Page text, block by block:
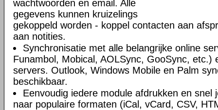
wachtwoorden en email. Alle
gegevens kunnen kruizelings
gekoppeld worden - koppel contacten aan
aan notities.
Synchronisatie met alle belangrijke online
Funambol, Mobical, AOLSync, GooSync, etc.)
servers. Outlook, Windows Mobile en Palm
beschikbaar.
Eenvoudig iedere module afdrukken en snel
naar populaire formaten (iCal, vCard, CSV,